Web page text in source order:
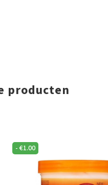
producten
- €1.00